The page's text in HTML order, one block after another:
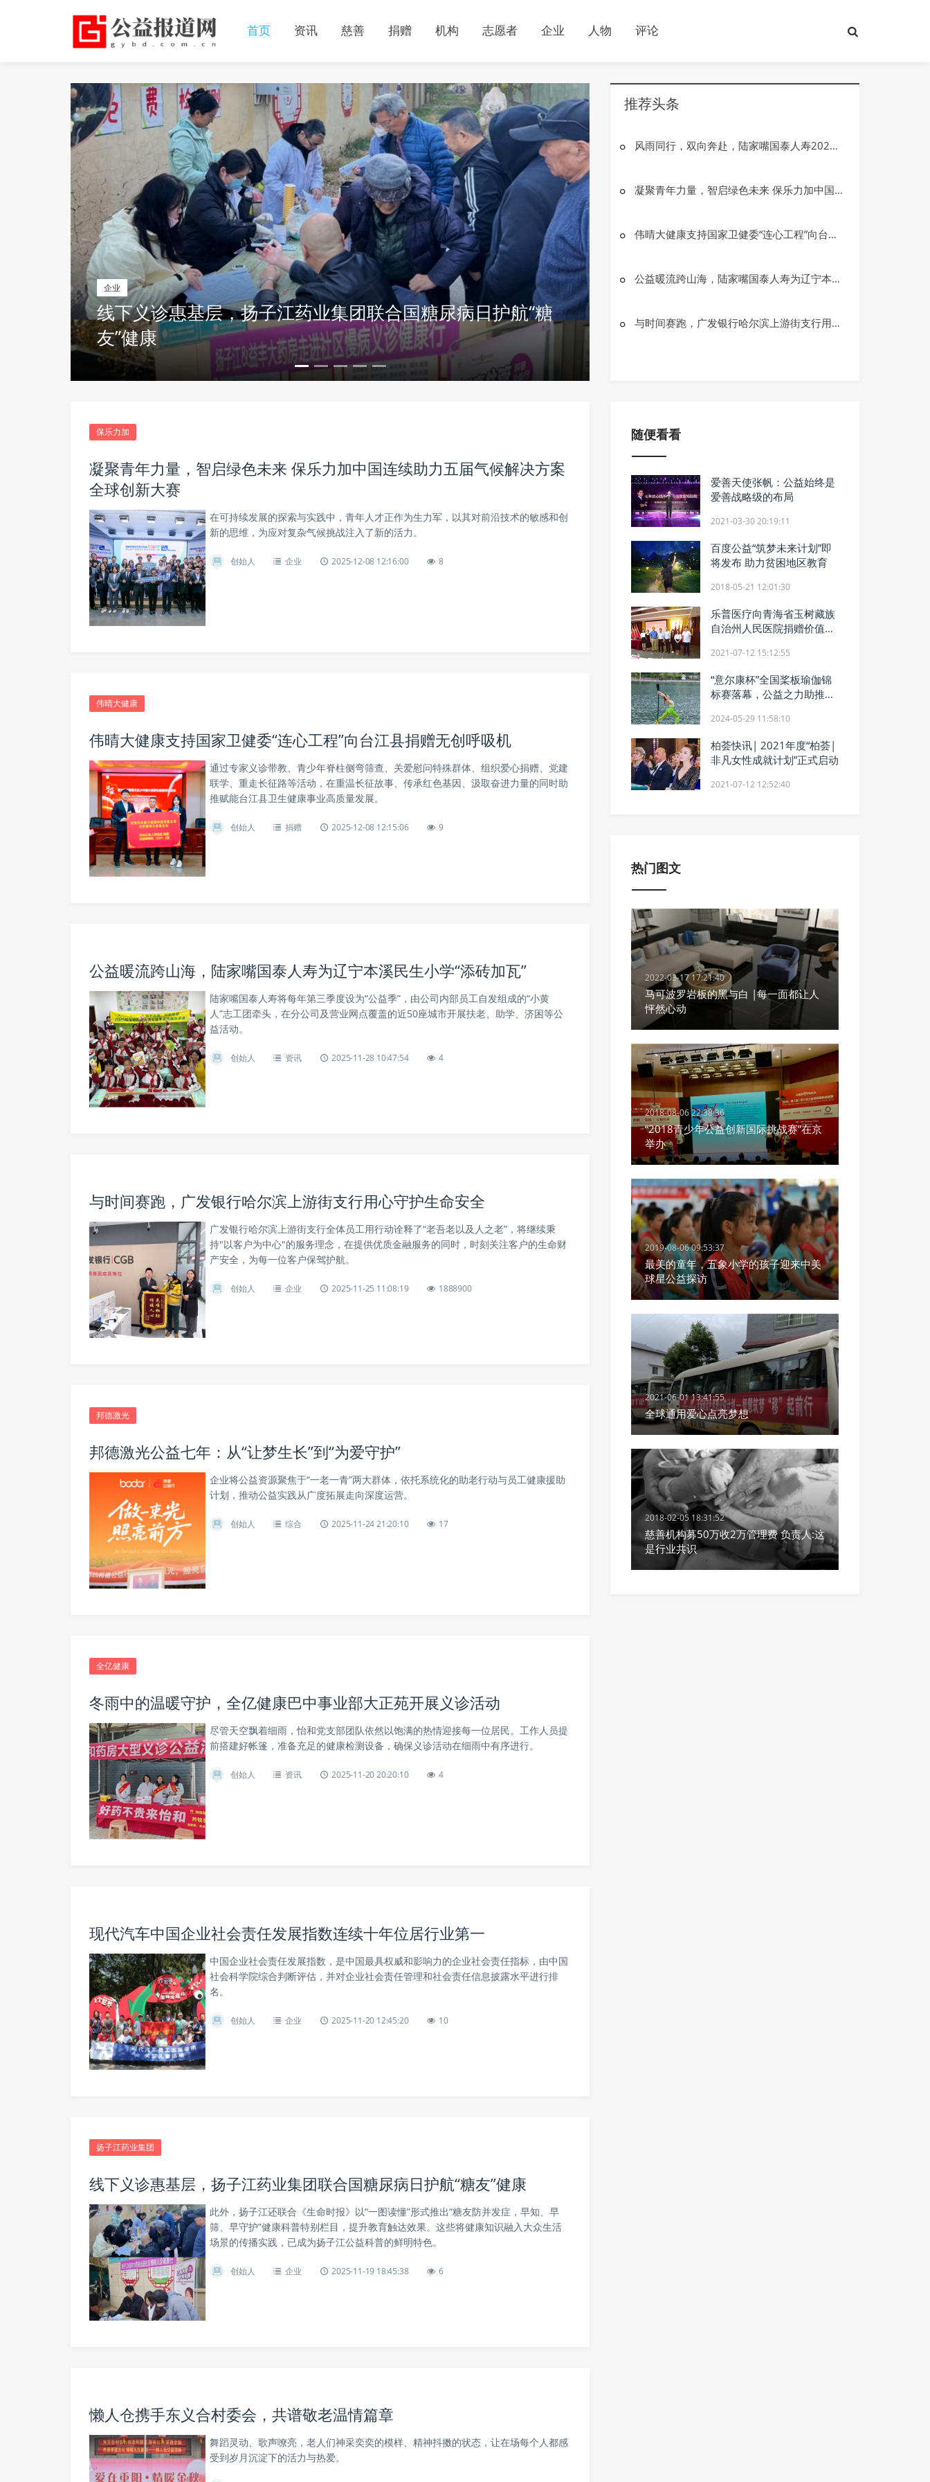
首页 资讯 慈善 捐赠 机构 志愿者 企业 人物 评论
企业
线下义诊惠基层，扬子江药业集团联合国糖尿病日护航“糖
友”健康
资讯
INTO YOU携手杭州领养日开展线下领
代替购买
推荐头条
风雨同行，双向奔赴，陆家嘴国泰人寿2025年公益季圆满落幕
凝聚青年力量，智启绿色未来 保乐力加中国连续助力五届气候解决方案全球创新大赛
伟晴大健康支持国家卫健委“连心工程”向台江县捐赠无创呼吸机
公益暖流跨山海，陆家嘴国泰人寿为辽宁本溪民生小学“添砖加瓦”
与时间赛跑，广发银行哈尔滨上游街支行用心守护生命安全
保乐力加
凝聚青年力量，智启绿色未来 保乐力加中国连续助力五届气候解决方案
全球创新大赛
在可持续发展的探索与实践中，青年人才正作为生力军，以其对前沿技术的敏感和创
新的思维，为应对复杂气候挑战注入了新的活力。
创始人 企业 2025-12-08 12:16:00 8
伟晴大健康
伟晴大健康支持国家卫健委“连心工程”向台江县捐赠无创呼吸机
通过专家义诊带教、青少年脊柱侧弯筛查、关爱慰问特殊群体、组织爱心捐赠、党建
联学、重走长征路等活动，在重温长征故事、传承红色基因、汲取奋进力量的同时助
推赋能台江县卫生健康事业高质量发展。
创始人 捐赠 2025-12-08 12:15:06 9
公益暖流跨山海，陆家嘴国泰人寿为辽宁本溪民生小学“添砖加瓦”
陆家嘴国泰人寿将每年第三季度设为“公益季”，由公司内部员工自发组成的“小黄
人”志工团牵头，在分公司及营业网点覆盖的近50座城市开展扶老、助学、济困等公
益活动。
创始人 资讯 2025-11-28 10:47:54 4
与时间赛跑，广发银行哈尔滨上游街支行用心守护生命安全
广发银行哈尔滨上游街支行全体员工用行动诠释了“老吾老以及人之老”，将继续秉
持"以客户为中心"的服务理念，在提供优质金融服务的同时，时刻关注客户的生命财
产安全，为每一位客户保驾护航。
创始人 企业 2025-11-25 11:08:19 1888900
邦德激光
邦德激光公益七年：从“让梦生长”到“为爱守护”
企业将公益资源聚焦于“一老一青”两大群体，依托系统化的助老行动与员工健康援助
计划，推动公益实践从广度拓展走向深度运营。
创始人 综合 2025-11-24 21:20:10 17
全亿健康
冬雨中的温暖守护，全亿健康巴中事业部大正苑开展义诊活动
尽管天空飘着细雨，怡和党支部团队依然以饱满的热情迎接每一位居民。工作人员提
前搭建好帐篷，准备充足的健康检测设备，确保义诊活动在细雨中有序进行。
创始人 资讯 2025-11-20 20:20:10 4
现代汽车中国企业社会责任发展指数连续十年位居行业第一
中国企业社会责任发展指数，是中国最具权威和影响力的企业社会责任指标，由中国
社会科学院综合判断评估，并对企业社会责任管理和社会责任信息披露水平进行排
名。
创始人 企业 2025-11-20 12:45:20 10
扬子江药业集团
线下义诊惠基层，扬子江药业集团联合国糖尿病日护航“糖友”健康
此外，扬子江还联合《生命时报》以“一图读懂”形式推出“糖友防并发症，早知、早
筛、早守护”健康科普特别栏目，提升教育触达效果。这些将健康知识融入大众生活
场景的传播实践，已成为扬子江公益科普的鲜明特色。
创始人 企业 2025-11-19 18:45:38 6
懒人仓携手东义合村委会，共谱敬老温情篇章
舞蹈灵动、歌声嘹亮，老人们神采奕奕的模样、精神抖擞的状态，让在场每个人都感
受到岁月沉淀下的活力与热爱。
随便看看
爱善天使张帆：公益始终是
爱善战略级的布局
2021-03-30 20:19:11
百度公益“筑梦未来计划”即
将发布 助力贫困地区教育
2018-05-21 12:01:30
乐普医疗向青海省玉树藏族
自治州人民医院捐赠价值
2021-07-12 15:12:55
“意尔康杯”全国桨板瑜伽锦
标赛落幕，公益之力助推体
2024-05-29 11:58:10
柏荟快讯| 2021年度“柏荟|
非凡女性成就计划”正式启动
2021-07-12 12:52:40
热门图文
2022-03-17 17:21:40
马可波罗岩板的黑与白 |每一面都让人
怦然心动
2018-08-06 22:38:36
“2018青少年公益创新国际挑战赛”在京
举办
2019-08-06 09:53:37
最美的童年，五象小学的孩子迎来中美
球星公益探访
2021-06-01 13:41:55
全球通用爱心点亮梦想
2018-02-05 18:31:52
慈善机构募50万收2万管理费 负责人:这
是行业共识